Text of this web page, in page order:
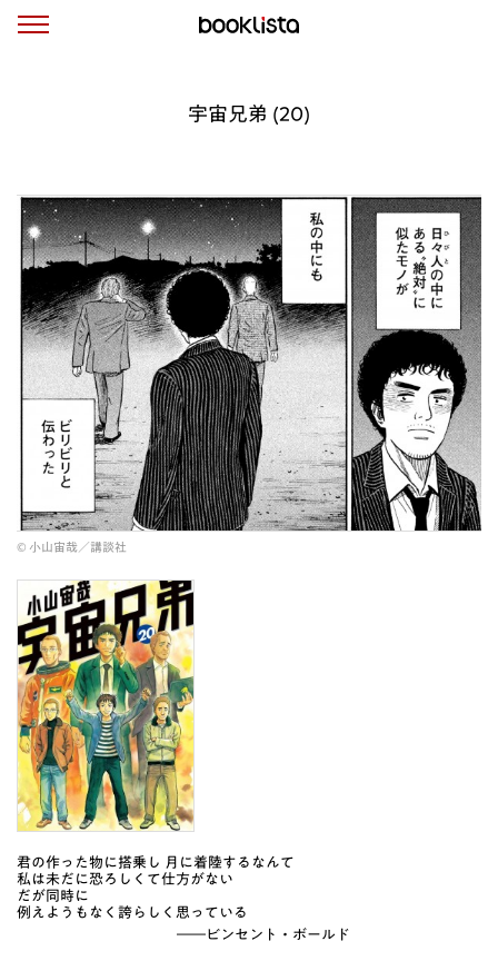
宇宙兄弟 (20)
© 小山宙哉／講談社
君の作った物に搭乗し 月に着陸するなんて
私は未だに恐ろしくて仕方がない
だが同時に
例えようもなく誇らしく思っている
――ビンセント・ボールド